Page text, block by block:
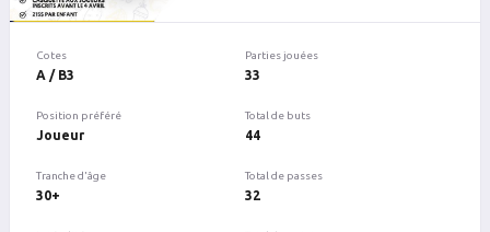
Cotes
A / B3
Position préféré
Joueur
Tranche d'âge
30+
Parties jouées
33
Total de buts
44
Total de passes
32